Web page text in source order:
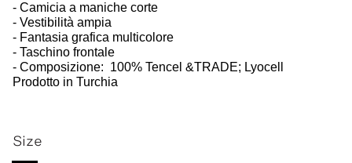
- Camicia a maniche corte
- Vestibilità ampia
- Fantasia grafica multicolore
- Taschino frontale
- Composizione: 100% Tencel &TRADE; Lyocell
Prodotto in Turchia
Size